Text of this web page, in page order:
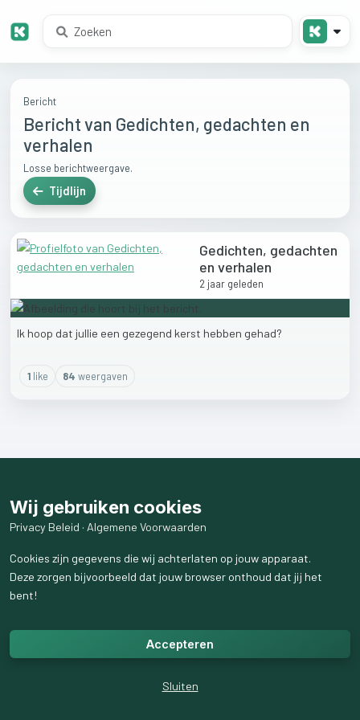
Bericht
Bericht van Gedichten, gedachten en
verhalen
Losse berichtweergave.
Tijdlijn
Gedichten, gedachten
en verhalen
2 jaar geleden
Ik hoop dat jullie een gezegend kerst hebben gehad?
1like 84 weergaven
Wij gebruiken cookies
Privacy Beleid · Algemene Voorwaarden
Cookies zijn gegevens die wij achterlaten op jouw apparaat.
Deze zorgen bijvoorbeeld dat jouw browser onthoud dat jij het
bent!
Accepteren
Sluiten